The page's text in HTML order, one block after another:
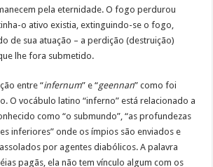
pela eternidade. O fogo perdurou
o ativo existia, extinguindo-se o fogo,
de sua atuação – a perdição (destruição)
lhe fora submetido.
entre “infernum” e “geennan” como foi
O vocábulo latino “inferno” está relacionado a
como “o submundo”, “as profundezas
inferiores” onde os ímpios são enviados e
por agentes diabólicos. A palavra
pagãs, ela não tem vínculo algum com os